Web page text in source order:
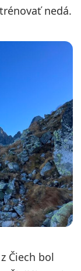
nedá.
Čiech bol